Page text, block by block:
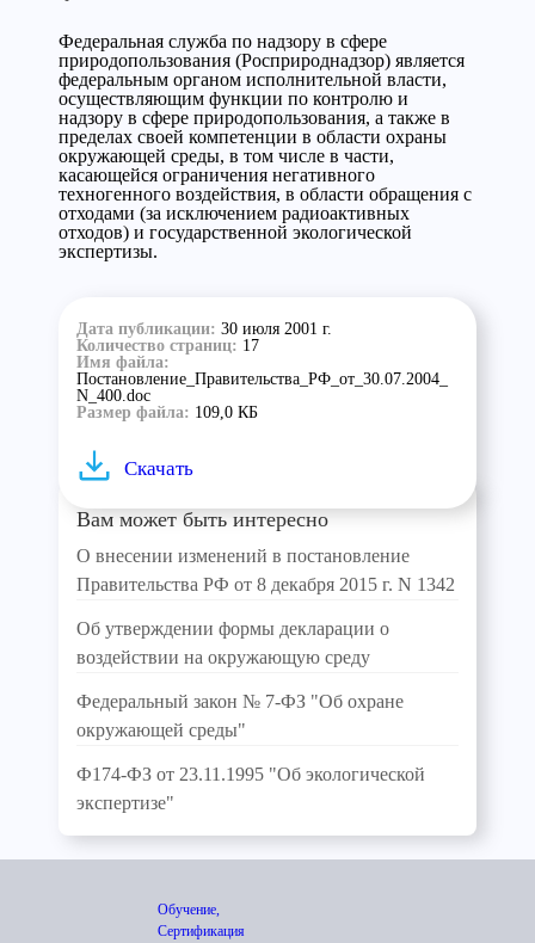
Федеральная служба по надзору в сфере
природопользования (Росприроднадзор) является
федеральным органом исполнительной власти,
осуществляющим функции по контролю и
надзору в сфере природопользования, а также в
пределах своей компетенции в области охраны
окружающей среды, в том числе в части,
касающейся ограничения негативного
техногенного воздействия, в области обращения с
отходами (за исключением радиоактивных
отходов) и государственной экологической
экспертизы.
Дата публикации: 30 июля 2001 г.
Количество страниц: 17
Имя файла:
Постановление_Правительства_РФ_от_30.07.2004_
N_400.doc
Размер файла: 109,0 КБ
Скачать
Вам может быть интересно
О внесении изменений в постановление
Правительства РФ от 8 декабря 2015 г. N 1342
Об утверждении формы декларации о
воздействии на окружающую среду
Федеральный закон № 7-ФЗ "Об охране
окружающей среды"
Ф174-ФЗ от 23.11.1995 "Об экологической
экспертизе"
Обучение,
Сертификация